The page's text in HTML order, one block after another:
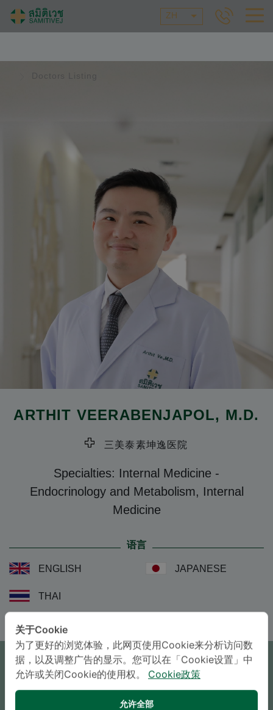
ZH
ARTHIT VEERABENJAPOL, M.D.
三美泰素坤逸医院
Specialties: Internal Medicine -
Endocrinology and Metabolism, Internal
Medicine
语言
ENGLISH JAPANESE
THAI
预约
咨询
关于Cookie
为了更好的浏览体验，此网页使用Cookie来分析访问数
据，以及调整广告的显示。您可以在「Cookie设置」中
允许或关闭Cookie的使用权。
Cookie政策
允许全部